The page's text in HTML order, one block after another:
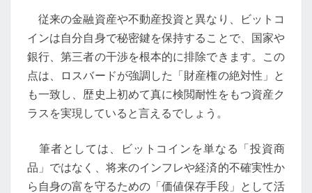
段
の
進
化
従来の金融資産や不動産投資と異なり、ビットコ
インは自分自身で秘密鍵を保持することで、国家や
銀行、第三者の干渉を根本的に排除できます。この
点は、ロスバードが強調した「財産権の絶対性」と
も一致し、歴史上初めて真に検閲耐性をもつ資産ク
ラスを実現していると言えるでしょう。
筆者としては、ビットコインを単なる「投資商
品」ではなく、将来のインフレや経済的不確実性か
ら自身の富を守るための「価値保存手段」として活